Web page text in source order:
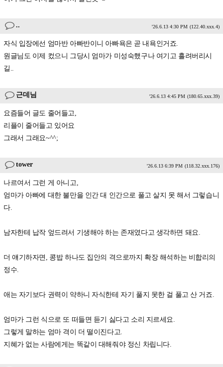
.. '26.6.13 4:30 PM (122.40.xxx.4)
자식 입장에선 엄마반 아빠반이니 아빠욕은 곧 내욕인거죠.
원글님도 이제 컸으니 그당시 엄마가 미성숙했구나 여기고 흘려버리시
길..
근데님 '26.6.13 4:45 PM (180.65.xxx.39)
요즘들어 글도 줄어들고,
리플이 줄어들고 있어요
그래서 그래요~^^;
tower '26.6.13 6:39 PM (118.32.xxx.176)
나르여서 그런 게 아니고,
엄마가 아빠에 대한 불만을 인간 대 인간으로 풀고 살지 못 해서 그렇습니
다.
남자한테 납작 엎드려서 기생해야 하는 존재였다고 생각하면 돼요.
더 얘기하자면, 콩밥 하나도 집안의 격으로까지 확장 해석하는 비합리의
정수.
애는 자기보다 권력이 약하니 자식한테 자기 풀지 못한 걸 풀고 산 거죠.
엄마가 그런 식으로 또 떠들면 듣기 싫다고 소리 지르세요.
그렇게 말하는 엄마 격이 더 떨이진다고.
지혜가 없는 사람에게는 똑같이 대해줘야 정신 차립니다.